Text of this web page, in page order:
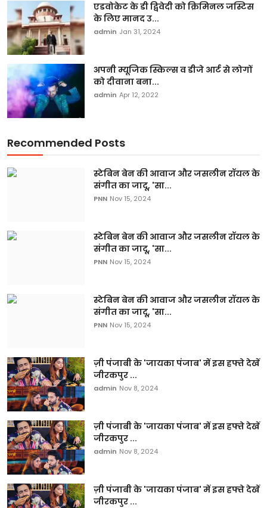
एडवोकेट के डी द्विवेदी को क्रिमिनल जस्टिस
के लिए मानद उ...
admin Jan 31, 2024
अपनी म्यूजिक स्किल्स व डीजे आर्ट से लोगों
को दीवाना बना...
admin Apr 12, 2022
Recommended Posts
स्टेबिन बेन की आवाज और जसलीन रॉयल के
संगीत का जादू, 'सा...
PNN Nov 15, 2024
स्टेबिन बेन की आवाज और जसलीन रॉयल के
संगीत का जादू, 'सा...
PNN Nov 15, 2024
स्टेबिन बेन की आवाज और जसलीन रॉयल के
संगीत का जादू, 'सा...
PNN Nov 15, 2024
ज़ी पंजाबी के 'जायका पंजाब' में इस हफ्ते देखें
जीरकपुर ...
admin Nov 8, 2024
ज़ी पंजाबी के 'जायका पंजाब' में इस हफ्ते देखें
जीरकपुर ...
admin Nov 8, 2024
ज़ी पंजाबी के 'जायका पंजाब' में इस हफ्ते देखें
जीरकपुर ...